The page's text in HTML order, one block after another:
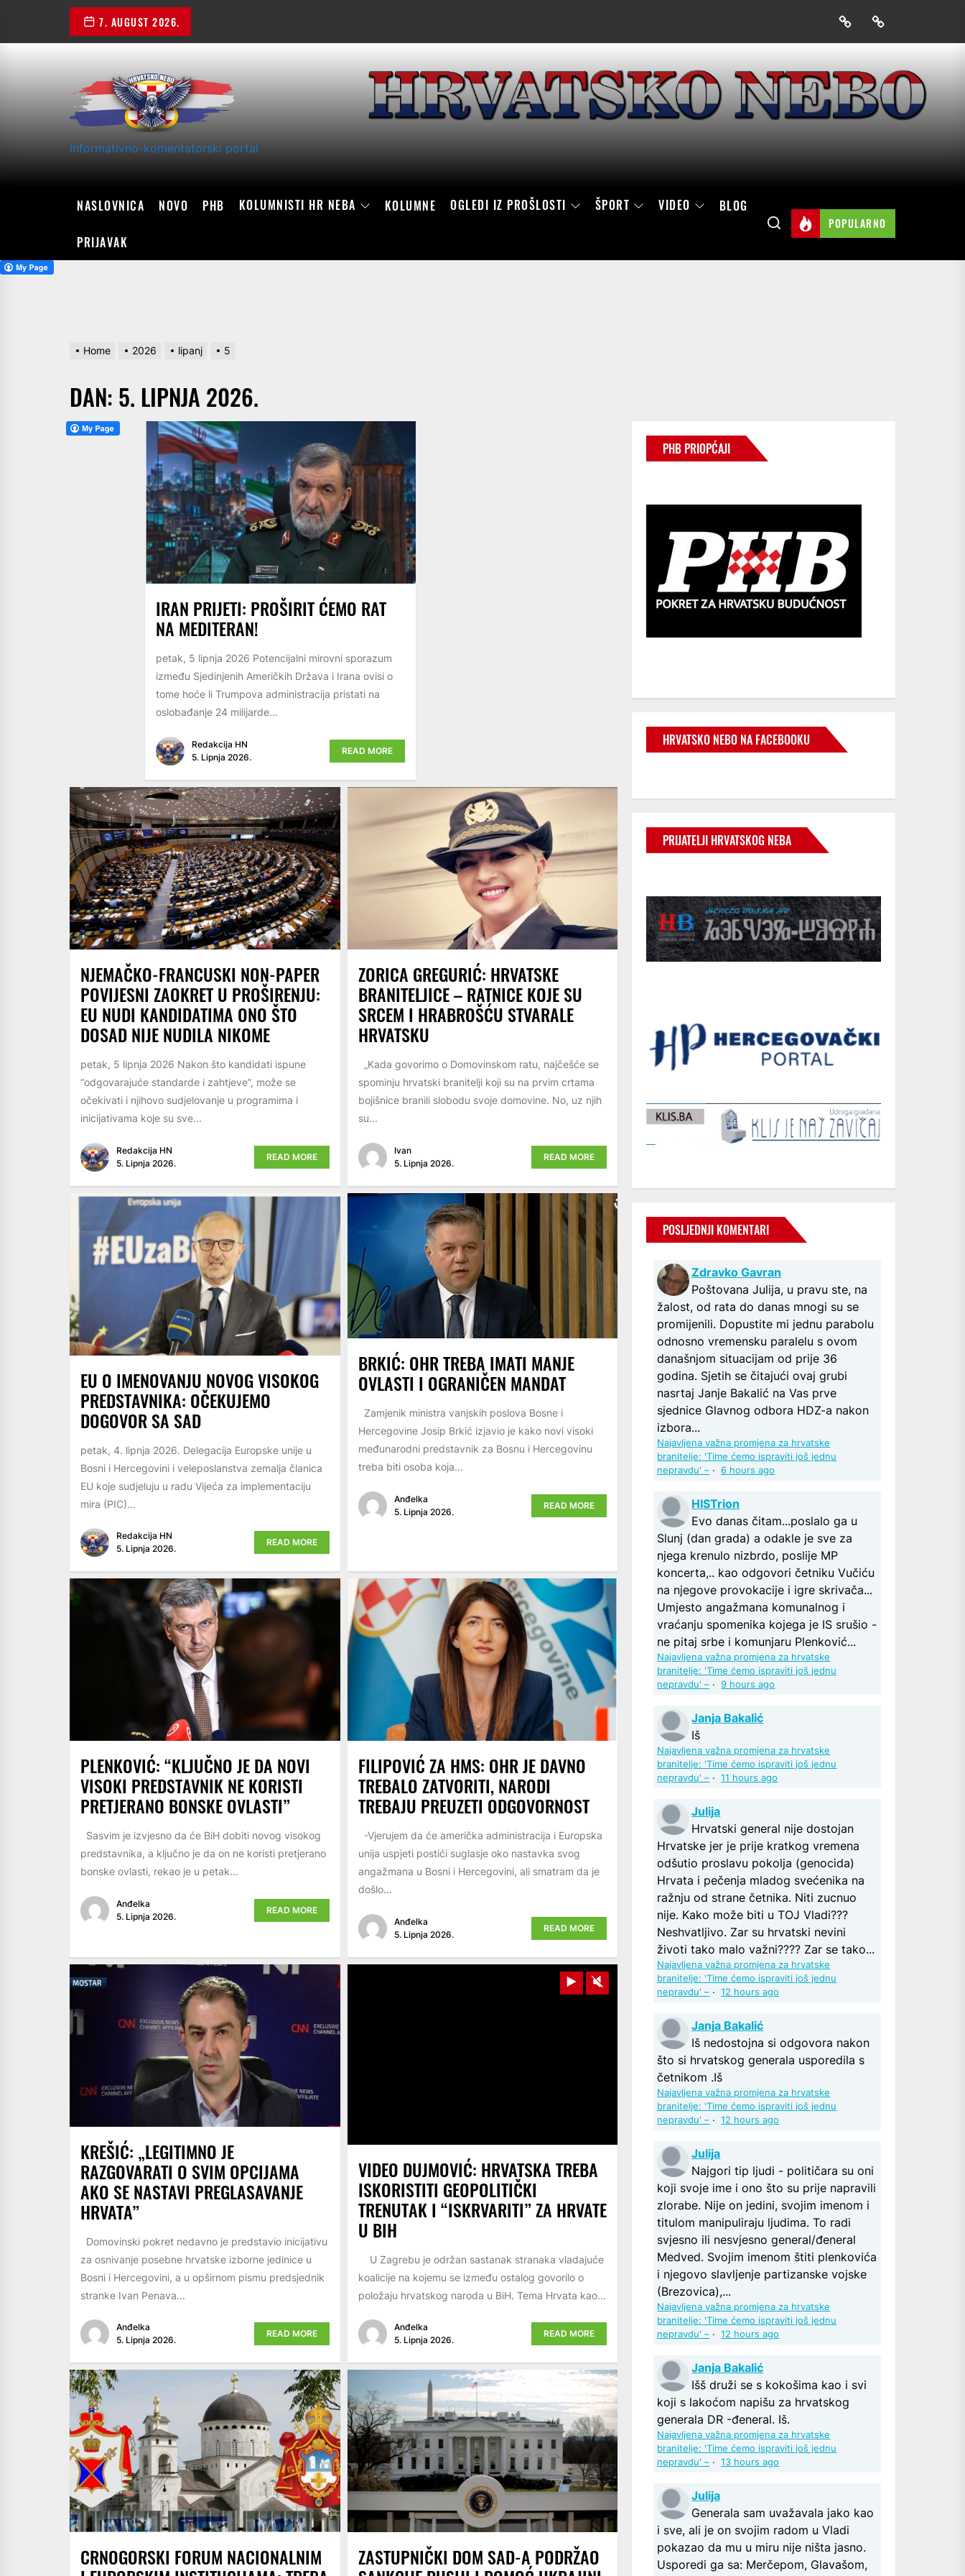
the
7. AUGUST 2026. PrijavakSkini
mobilnu
Hrvatskog
neba
Informativno-komentatorski portal
NASLOVNICA NOVO PHB KOLUMNISTI HR NEBA KOLUMNE OGLEDI IZ PROŠLOSTI ŠPORT VIDEO BLOG
PRIJAVAK
POPULARNO
Home 2026 lipanj 5
DAN: 5. LIPNJA 2026.
IRAN PRIJETI: PROŠIRIT ĆEMO RAT
NA MEDITERAN!
petak, 5 lipnja 2026 Potencijalni mirovni sporazum
između Sjedinjenih Američkih Država i Irana ovisi o
tome hoće li Trumpova administracija pristati na
oslobađanje 24 milijarde...
Redakcija HN
5. Lipnja 2026.
READ MORE
NJEMAČKO-FRANCUSKI NON-PAPER
POVIJESNI ZAOKRET U PROŠIRENJU:
EU NUDI KANDIDATIMA ONO ŠTO
DOSAD NIJE NUDILA NIKOME
petak, 5 lipnja 2026 Nakon što kandidati ispune
“odgovarajuće standarde i zahtjeve”, može se
očekivati i njihovo sudjelovanje u programima i
inicijativama koje su sve...
Redakcija HN
5. Lipnja 2026.
READ MORE
ZORICA GREGURIĆ: HRVATSKE
BRANITELJICE – RATNICE KOJE SU
SRCEM I HRABROŠĆU STVARALE
HRVATSKU
„Kada govorimo o Domovinskom ratu, najčešće se
spominju hrvatski branitelji koji su na prvim crtama
bojišnice branili slobodu svoje domovine. No, uz njih
su...
Ivan
5. Lipnja 2026.
READ MORE
EU O IMENOVANJU NOVOG VISOKOG
PREDSTAVNIKA: OČEKUJEMO
DOGOVOR SA SAD
petak, 4. lipnja 2026. Delegacija Europske unije u
Bosni i Hercegovini i veleposlanstva zemalja članica
EU koje sudjeluju u radu Vijeća za implementaciju
mira (PIC)...
Redakcija HN
5. Lipnja 2026.
READ MORE
BRKIĆ: OHR TREBA IMATI MANJE
OVLASTI I OGRANIČEN MANDAT
Zamjenik ministra vanjskih poslova Bosne i
Hercegovine Josip Brkić izjavio je kako novi visoki
međunarodni predstavnik za Bosnu i Hercegovinu
treba biti osoba koja...
Anđelka
5. Lipnja 2026.
READ MORE
PLENKOVIĆ: “KLJUČNO JE DA NOVI
VISOKI PREDSTAVNIK NE KORISTI
PRETJERANO BONSKE OVLASTI”
Sasvim je izvjesno da će BiH dobiti novog visokog
predstavnika, a ključno je da on ne koristi pretjerano
bonske ovlasti, rekao je u petak...
Anđelka
5. Lipnja 2026.
READ MORE
FILIPOVIĆ ZA HMS: OHR JE DAVNO
TREBALO ZATVORITI, NARODI
TREBAJU PREUZETI ODGOVORNOST
-Vjerujem da će američka administracija i Europska
unija uspjeti postići suglasje oko nastavka svog
angažmana u Bosni i Hercegovini, ali smatram da je
došlo...
Anđelka
5. Lipnja 2026.
READ MORE
KREŠIĆ: „LEGITIMNO JE
RAZGOVARATI O SVIM OPCIJAMA
AKO SE NASTAVI PREGLASAVANJE
HRVATA”
Domovinski pokret nedavno je predstavio inicijativu
za osnivanje posebne hrvatske izborne jedinice u
Bosni i Hercegovini, a u opširnom pismu predsjednik
stranke Ivan Penava...
Anđelka
5. Lipnja 2026.
READ MORE
Play
VIDEO DUJMOVIĆ: HRVATSKA TREBA
ISKORISTITI GEOPOLITIČKI
TRENUTAK I “ISKRVARITI” ZA HRVATE
U BIH
U Zagrebu je održan sastanak stranaka vladajuće
koalicije na kojemu se između ostalog govorilo o
položaju hrvatskog naroda u BiH. Tema Hrvata kao...
Anđelka
5. Lipnja 2026.
READ MORE
CRNOGORSKI FORUM NACIONALNIM ZASTUPNIČKI DOM SAD-A PODRŽAO
PHB PRIOPĆAJI
HRVATSKO NEBO NA FACEBOOKU
PRIJATELJI HRVATSKOG NEBA
POSLJEDNJI KOMENTARI
Zdravko Gavran
Poštovana Julija, u pravu ste, na
žalost, od rata do danas mnogi su se
promijenili. Dopustite mi jednu parabolu
odnosno vremensku paralelu s ovom
današnjom situacijam od prije 36
godina. Sjetih se čitajući ovaj grubi
nasrtaj Janje Bakalić na Vas prve
sjednice Glavnog odbora HDZ-a nakon
izbora...
Najavljena važna promjena za hrvatske
branitelje: 'Time ćemo ispraviti još jednu
nepravdu' – ·6 hours ago
HISTrion
Evo danas čitam...poslalo ga u
Slunj (dan grada) a odakle je sve za
njega krenulo nizbrdo, poslije MP
koncerta,.. kao odgovori četniku Vučiću
na njegove provokacije i igre skrivača...
Umjesto angažmana komunalnog i
vraćanju spomenika kojega je IS srušio -
ne pitaj srbe i komunjaru Plenković...
Najavljena važna promjena za hrvatske
branitelje: 'Time ćemo ispraviti još jednu
nepravdu' – ·9 hours ago
Janja Bakalić
Iš
Najavljena važna promjena za hrvatske
branitelje: 'Time ćemo ispraviti još jednu
nepravdu' – ·11 hours ago
Julija
Hrvatski general nije dostojan
Hrvatske jer je prije kratkog vremena
odšutio proslavu pokolja (genocida)
Hrvata i pečenja mladog svećenika na
ražnju od strane četnika. Niti zucnuo
nije. Kako može biti u TOJ Vladi???
Neshvatljivo. Zar su hrvatski nevini
životi tako malo važni???? Zar se tako...
Najavljena važna promjena za hrvatske
branitelje: 'Time ćemo ispraviti još jednu
nepravdu' – ·12 hours ago
Janja Bakalić
Iš nedostojna si odgovora nakon
što si hrvatskog generala usporedila s
četnikom .Iš
Najavljena važna promjena za hrvatske
branitelje: 'Time ćemo ispraviti još jednu
nepravdu' – ·12 hours ago
Julija
Najgori tip ljudi - političara su oni
koji svoje ime i ono što su prije napravili
zlorabe. Nije on jedini, svojim imenom i
titulom manipuliraju ljudima. To radi
svjesno ili nesvjesno general/đeneral
Medved. Svojim imenom štiti plenkovića
i njegovo slavljenje partizanske vojske
(Brezovica),...
Najavljena važna promjena za hrvatske
branitelje: 'Time ćemo ispraviti još jednu
nepravdu' – ·12 hours ago
Janja Bakalić
Išš druži se s kokošima kao i svi
koji s lakoćom napišu za hrvatskog
generala DR -đeneral. Iš.
Najavljena važna promjena za hrvatske
branitelje: 'Time ćemo ispraviti još jednu
nepravdu' – ·13 hours ago
Julija
Generala sam uvažavala jako kao
i sve, ali je on svojim radom u Vladi
pokazao da mu u miru nije ništa jasno.
Usporedi ga sa: Merčepom, Glavašom,